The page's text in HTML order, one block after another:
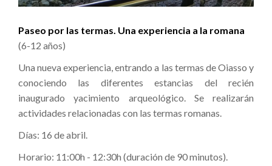
Paseo por las termas. Una experiencia a la romana
(6-12 años)
Una nueva experiencia, entrando a las termas de Oiasso y
conociendo las diferentes estancias del recién
inaugurado yacimiento arqueológico. Se realizarán
actividades relacionadas con las termas romanas.
Días: 16 de abril.
Horario: 11:00h - 12:30h (duración de 90 minutos).